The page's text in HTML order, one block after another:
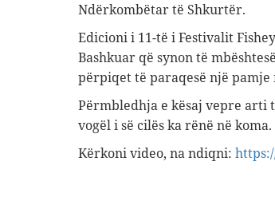
Ndërkombëtar të Shkurtër.
Edicioni i 11-të i Festivalit
Bashkuar që synon të
përpiqet të paraqesë një
Përmbledhja e kësaj vepre
vogël i së cilës ka rënë në koma.
Kërkoni video, na ndiqni: